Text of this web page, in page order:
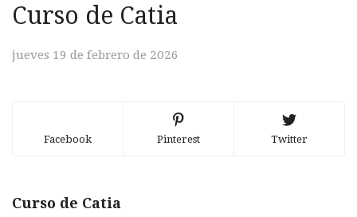
Curso de Catia
jueves 19 de febrero de 2026
Facebook Pinterest Twitter
Curso de Catia